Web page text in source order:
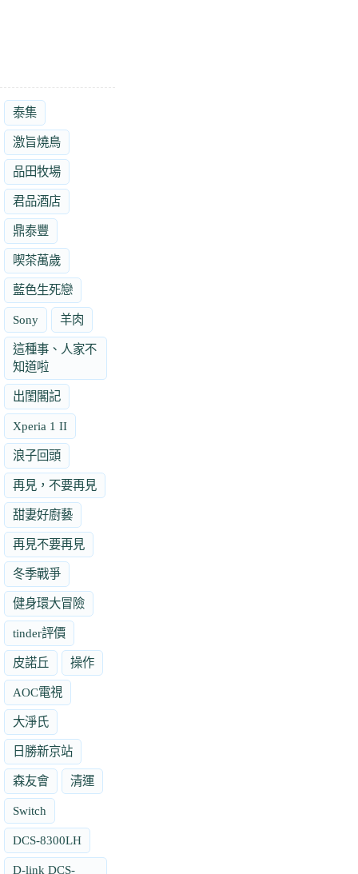
泰集
激旨燒鳥
品田牧場
君品酒店
鼎泰豐
喫茶萬歲
藍色生死戀
Sony 羊肉
這種事、人家不
知道啦
出閨閣記
Xperia 1 II
浪子回頭
再見，不要再見
甜妻好廚藝
再見不要再見
冬季戰爭
健身環大冒險
tinder評價
皮諾丘 操作
AOC電視
大淨氏
日勝新京站
森友會 清運
Switch
DCS-8300LH
D-link DCS-